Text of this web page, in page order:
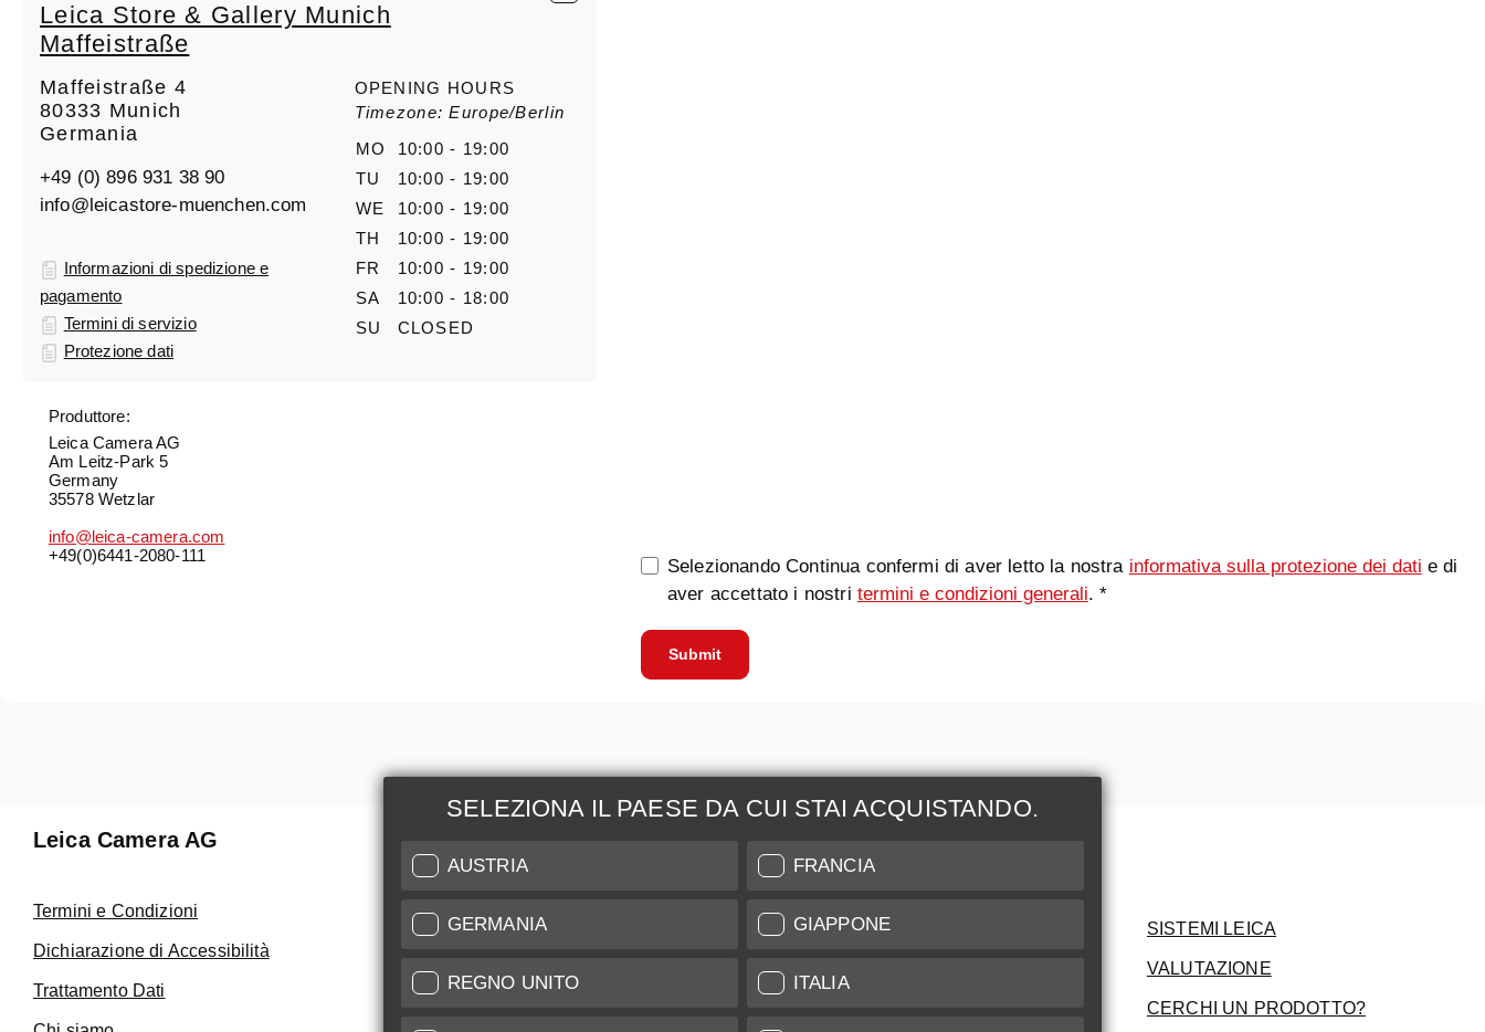
Leica Store & Gallery Munich
Maffeistraße
Maffeistraße 4
80333 Munich
Germania
+49 (0) 896 931 38 90
info@leicastore-muenchen.com
Informazioni di spedizione e
pagamento
Termini di servizio
Protezione dati
OPENING HOURS
Timezone: Europe/Berlin
MO
10:00 - 19:00
TU
10:00 - 19:00
WE
10:00 - 19:00
TH
10:00 - 19:00
FR
10:00 - 19:00
SA
10:00 - 18:00
SU
CLOSED
Produttore:
Leica Camera AG
Am Leitz-Park 5
Germany
35578 Wetzlar
info@leica-camera.com
+49(0)6441-2080-111
Selezionando Continua confermi di aver letto la nostra informativa sulla protezione dei dati e di
aver accettato i nostri termini e condizioni generali. *
Submit
SELEZIONA IL PAESE DA CUI STAI ACQUISTANDO.
AUSTRIA FRANCIA
GERMANIA GIAPPONE
REGNO UNITO ITALIA
Leica Camera AG
Termini e Condizioni
Dichiarazione di Accessibilità
Trattamento Dati
Manutenzione &
Riparazione
Fai uso del nostro Leica Customer
Care
Assistenza Clienti
Maggiori Informazioni
Indice di Conservazione
Spedizione e Pagamenti
Garanzia
SISTEMI LEICA
VALUTAZIONE
CERCHI UN PRODOTTO?